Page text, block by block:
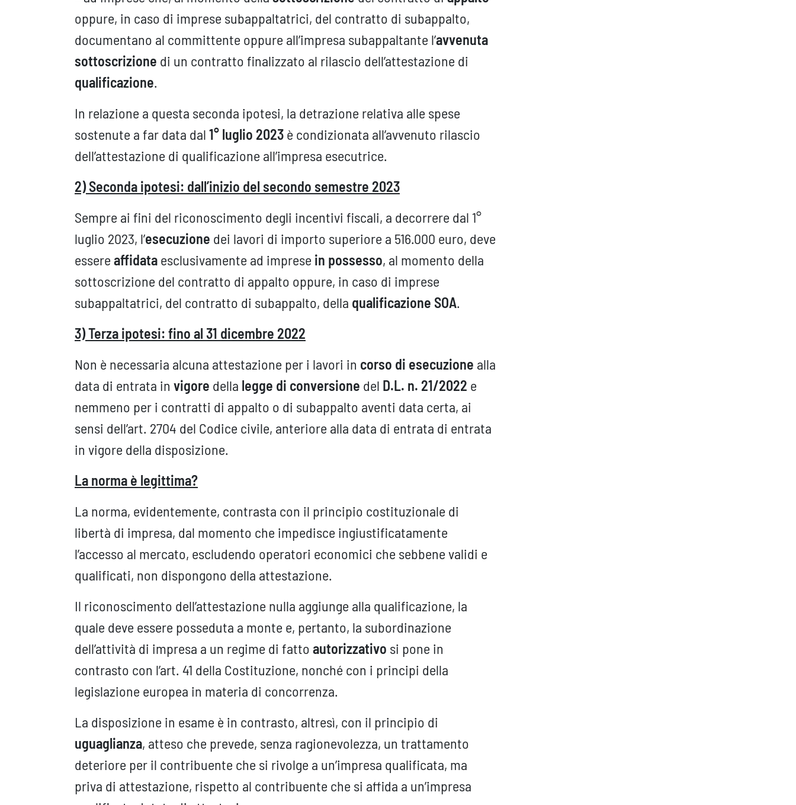
oppure, in caso di imprese subappaltatrici, del contratto di subappalto,
documentano al committente oppure all’impresa subappaltante l’avvenuta
sottoscrizione di un contratto finalizzato al rilascio dell’attestazione di
qualificazione.
In relazione a questa seconda ipotesi, la detrazione relativa alle spese
sostenute a far data dal 1° luglio 2023 è condizionata all’avvenuto rilascio
dell’attestazione di qualificazione all’impresa esecutrice.
2) Seconda ipotesi: dall’inizio del secondo semestre 2023
Sempre ai fini del riconoscimento degli incentivi fiscali, a decorrere dal 1°
luglio 2023, l’esecuzione dei lavori di importo superiore a 516.000 euro, deve
essere affidata esclusivamente ad imprese in possesso, al momento della
sottoscrizione del contratto di appalto oppure, in caso di imprese
subappaltatrici, del contratto di subappalto, della qualificazione SOA.
3) Terza ipotesi: fino al 31 dicembre 2022
Non è necessaria alcuna attestazione per i lavori in corso di esecuzione alla
data di entrata in vigore della legge di conversione del D.L. n. 21/2022 e
nemmeno per i contratti di appalto o di subappalto aventi data certa, ai
sensi dell’art. 2704 del Codice civile, anteriore alla data di entrata di entrata
in vigore della disposizione.
La norma è legittima?
La norma, evidentemente, contrasta con il principio costituzionale di
libertà di impresa, dal momento che impedisce ingiustificatamente
l’accesso al mercato, escludendo operatori economici che sebbene validi e
qualificati, non dispongono della attestazione.
Il riconoscimento dell’attestazione nulla aggiunge alla qualificazione, la
quale deve essere posseduta a monte e, pertanto, la subordinazione
dell’attività di impresa a un regime di fatto autorizzativo si pone in
contrasto con l’art. 41 della Costituzione, nonché con i principi della
legislazione europea in materia di concorrenza.
La disposizione in esame è in contrasto, altresì, con il principio di
uguaglianza, atteso che prevede, senza ragionevolezza, un trattamento
deteriore per il contribuente che si rivolge a un’impresa qualificata, ma
priva di attestazione, rispetto al contribuente che si affida a un’impresa